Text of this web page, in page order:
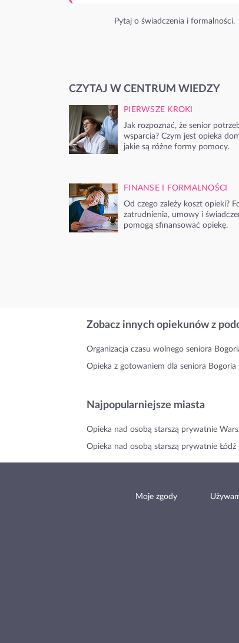
Pytaj o świadczenia i formalności.
CZYTAJ W CENTRUM WIEDZY
PIERWSZE KROKI
Jak rozpoznać, że senior
wsparcia? Czym jest opieka
jakie są różne formy pomocy.
FINANSE I FORMALNOŚCI
Od czego zależy koszt opieki?
zatrudnienia, umowy i
pomogą sfinansować opiekę.
Zobacz innych opiekunów z
Organizacja czasu wolnego seniora
Opieka z gotowaniem dla seniora Bogoria
Najpopularniejsze miasta
Opieka nad osobą starszą prywatnie
Opieka nad osobą starszą prywatnie Łódź
Moje zgody